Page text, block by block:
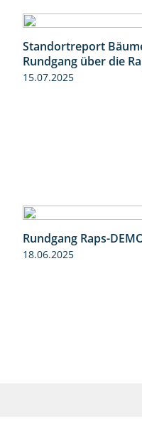
Standortreport
Rundgang über die
15.07.2025
Rundgang Raps-
18.06.2025